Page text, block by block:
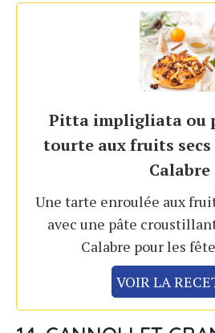
Pitta impligliata ou
tourte aux fruits
Calabre
Une tarte enroulée aux
avec une pâte
Calabre pour les
VOIR LA